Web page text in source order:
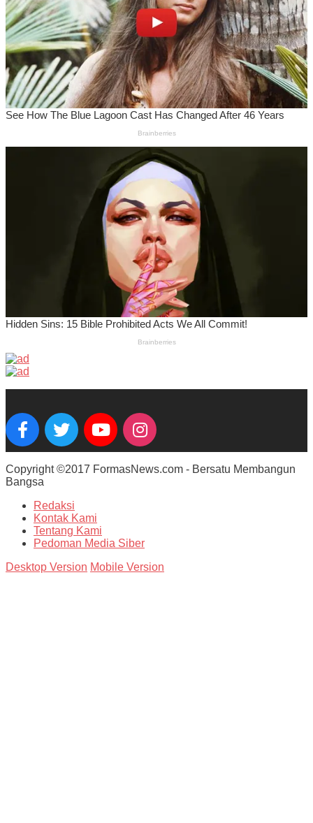
Copyright ©2017 FormasNews.com - Bersatu Membangun
Bangsa
Redaksi
Kontak Kami
Tentang Kami
Pedoman Media Siber
Desktop Version Mobile Version